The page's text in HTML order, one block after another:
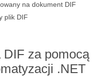
na dokument DIF
plik DIF
DIF za pomocą
.NET